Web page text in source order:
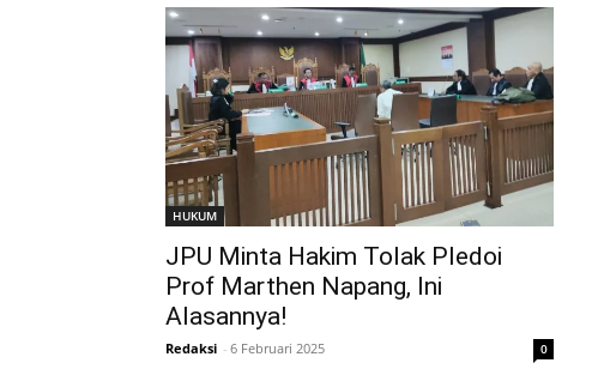
HUKUM
JPU Minta Hakim Tolak Pledoi
Prof Marthen Napang, Ini
Alasannya!
Redaksi - 6 Februari 2025 0